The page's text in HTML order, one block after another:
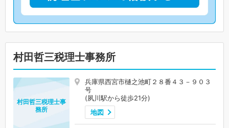
村田哲三税理士事務所
兵庫県西宮市樋之池町２８番４３－９０３
号
(夙川駅から徒歩21分)
地図
村田哲三税理士事
務所